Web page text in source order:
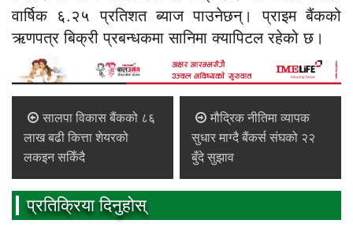
वार्षिक ६.२५ प्रतिशत ब्याज पाउनेछन्। प्राइम बैंकको
ऋणपत्र बिक्री प्रबन्धकमा सानिमा क्यापिटल रहेको छ।
सालपा विकास बैंकको ८६
लाख बढी कित्ता शेयरको
लकइन सकिँदै
मौद्रिक नीतिमा व्यापक
सुधार माग्दै बैंकर्स संघको २२
बुँदे सुझाव
प्रतिक्रिया दिनुहोस्